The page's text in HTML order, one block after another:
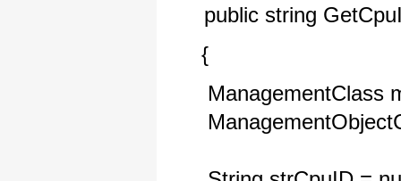
public string
{
ManagementClass